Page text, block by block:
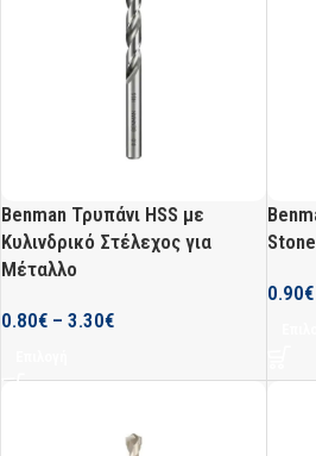
Benman Τρυπάνι HSS με
Κυλινδρικό Στέλεχος για
Μέταλλο
0.80€ – 3.30€
Stone
0.90€